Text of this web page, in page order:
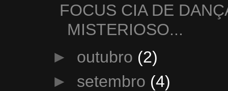
FOCUS CIA DE
MISTERIOSO...
► outubro (2)
► setembro (4)